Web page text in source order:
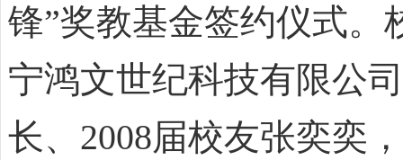
锋”奖教基金签约仪式
宁鸿文世纪科技有限公
长、2008届校友张奕奕